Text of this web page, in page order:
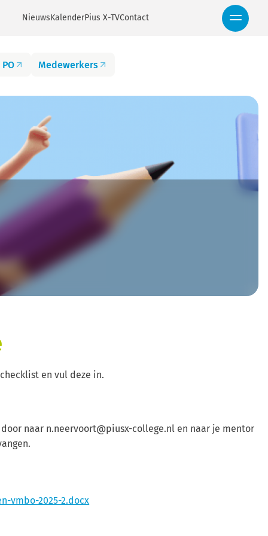
NieuwsKalenderPius X-TVContact
Medewerkers
en vul deze in.
naar n.neervoort@piusx-college.nl en naar je mentor
vmbo-2025-2.docx